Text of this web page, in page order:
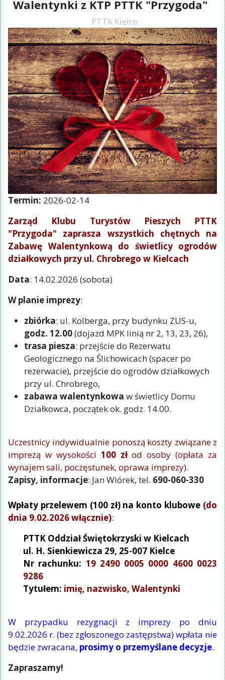
Walentynki z KTP PTTK "Przygoda"
PTTK Kielce
Termin: 2026-02-14
Zarząd Klubu Turystów Pieszych PTTK
"Przygoda" zaprasza wszystkich chętnych na
Zabawę Walentynkową do świetlicy ogrodów
działkowych przy ul. Chrobrego w Kielcach
Data: 14.02.2026 (sobota)
W planie imprezy:
zbiórka: ul. Kolberga, przy budynku ZUS-u,
godz. 12.00(dojazd MPK linią nr 2, 13, 23, 26),
trasa piesza: przejście do Rezerwatu
Geologicznego na Ślichowicach (spacer po
rezerwacie), przejście do ogrodów działkowych
przy ul. Chrobrego,
zabawa walentynkowa w świetlicy Domu
Działkowca, początek ok. godz. 14.00.
Uczestnicy indywidualnie ponoszą koszty związane z
imprezą w wysokości 100 złod osoby (opłata za
wynajem sali, poczęstunek, oprawa imprezy).
Zapisy, informacje: Jan Wiórek, tel. 690-060-330
Wpłaty przelewem (100 zł) na konto klubowe (do
dnia 9.02.2026 włącznie):
PTTK Oddział Świętokrzyski w Kielcach
ul. H. Sienkiewicza 29, 25-007 Kielce
Nr rachunku: 19 2490 0005 0000 4600 0023
9286
Tytułem: imię, nazwisko, Walentynki
W przypadku rezygnacji z imprezy po dniu
9.02.2026 r. (bez zgłoszonego zastępstwa) wpłata nie
będzie zwracana, prosimy o przemyślane decyzje.
Zapraszamy!